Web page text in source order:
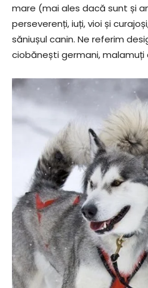
mare (mai ales dacă sunt și
perseverenți, iuți, vioi și
săniușul canin. Ne referim
ciobănești germani, malamuți